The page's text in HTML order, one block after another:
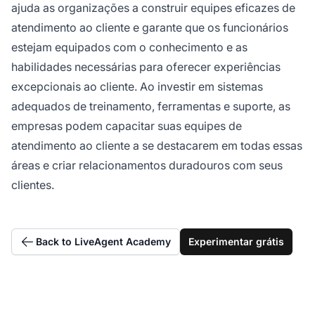
ajuda as organizações a construir equipes eficazes de
atendimento ao cliente e garante que os funcionários
estejam equipados com o conhecimento e as
habilidades necessárias para oferecer experiências
excepcionais ao cliente. Ao investir em sistemas
adequados de treinamento, ferramentas e suporte, as
empresas podem capacitar suas equipes de
atendimento ao cliente a se destacarem em todas essas
áreas e criar relacionamentos duradouros com seus
clientes.
Back to LiveAgent Academy Experimentar grátis